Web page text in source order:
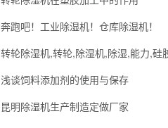
奔跑吧！工业除湿机！仓库除湿机！
浅谈饲料添加剂的使用与保存
昆明除湿机生产制造定做厂家